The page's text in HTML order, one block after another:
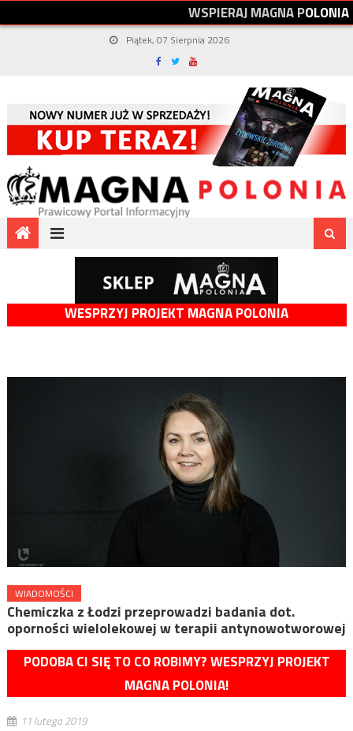
WSPIERAJMAGNAPOLONIA
Piątek, 07 Sierpnia 2026
WESPRZYJ PROJEKT MAGNA POLONIA
WIADOMOŚCI
Chemiczka z Łodzi przeprowadzi badania dot.
oporności wielolekowej w terapii antynowotworowej
PODOBA CI SIĘ TO CO ROBIMY? WESPRZYJ PROJEKT
MAGNA POLONIA!
11 lutego 2019